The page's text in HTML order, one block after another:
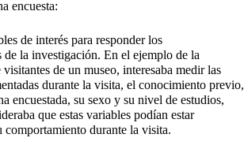
encuesta:
de interés para responder los
de la investigación. En el ejemplo de la
de un museo, interesaba medir las
durante la visita, el conocimiento previo,
encuestada, su sexo y su nivel de estudios,
que estas variables podían estar
comportamiento durante la visita.